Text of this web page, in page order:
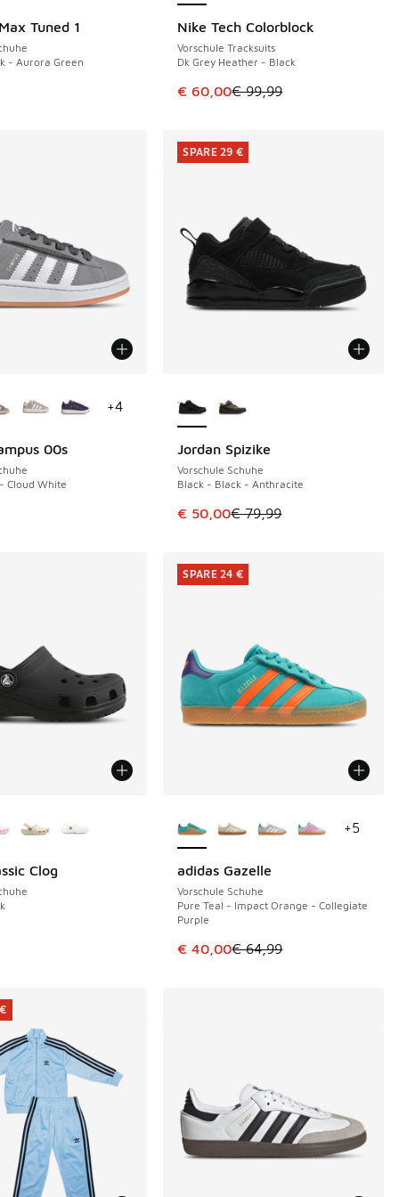
auf € 40,00 gefallen
Tuned 1
- Aurora Green
Nike Tech Colorblock
Vorschule Tracksuits
Dk Grey Heather - Black
Dieser Artikel ist im Sale. Der
€ 60,00€ 99,99
SPARE 39 €
auf € 50,00 gefallen
00s
Cloud White
+4
Jordan Spizike
Vorschule Schuhe
Black - Black - Anthracite
Dieser Artikel ist im Sale. Der
€ 50,00€ 79,99
SPARE 29 €
SPARE 29 €
Clog adidas Gazelle
Vorschule Schuhe
Pure Teal - Impact Orange - Collegiate
Purple
Dieser Artikel ist im Sale. Der
€ 40,00€ 64,99
SPARE 24 €
+5
SPARE 24 €